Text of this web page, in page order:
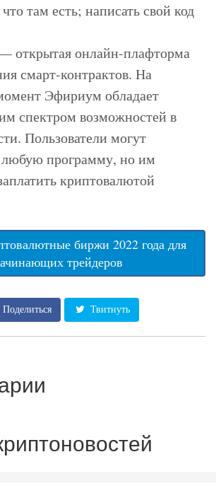
там есть; написать свой код
открытая онлайн-плафторма
смарт-контрактов. На
Эфириум обладает
спектром возможностей в
Пользователи могут
любую программу, но им
криптовалютой
биржи 2022 года для
трейдеров
Поделиться Твитнуть